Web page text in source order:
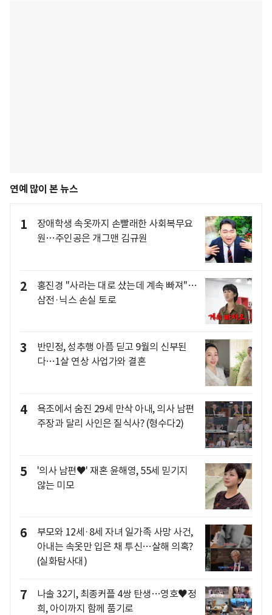
연예 많이 본 뉴스
1
장애학생 속옷까지 손빨래한 사회복무요
원…주인공은 개그맨 김규원
2
홍진경 "사라는 대로 샀는데 계속 빠져"…
삼전·닉스 손실 토로
3
반민정, 성추행 아픔 딛고 9월의 신부된
다…1살 연상 사업가와 결혼
4
욕조에서 숨진 29세 만삭 아내, 의사 남편
주장과 달리 사인은 질식사? (형수다2)
5
'의사 남편♥' 재혼 윤해영, 55세 믿기지
않는 미모
6
부모와 12세·8세 자녀 일가족 사망 사건,
아내는 속옷만 입은 채 투신…살해 의혹?
(실화탐사대)
7
나솔 32기, 최종커플 4쌍 탄생…영호♥정
희, 아이까지 함께 품기로